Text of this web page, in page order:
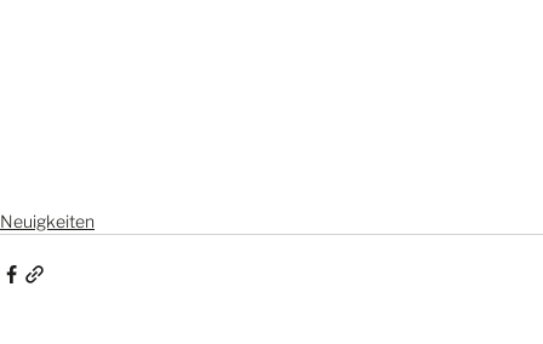
Neuigkeiten